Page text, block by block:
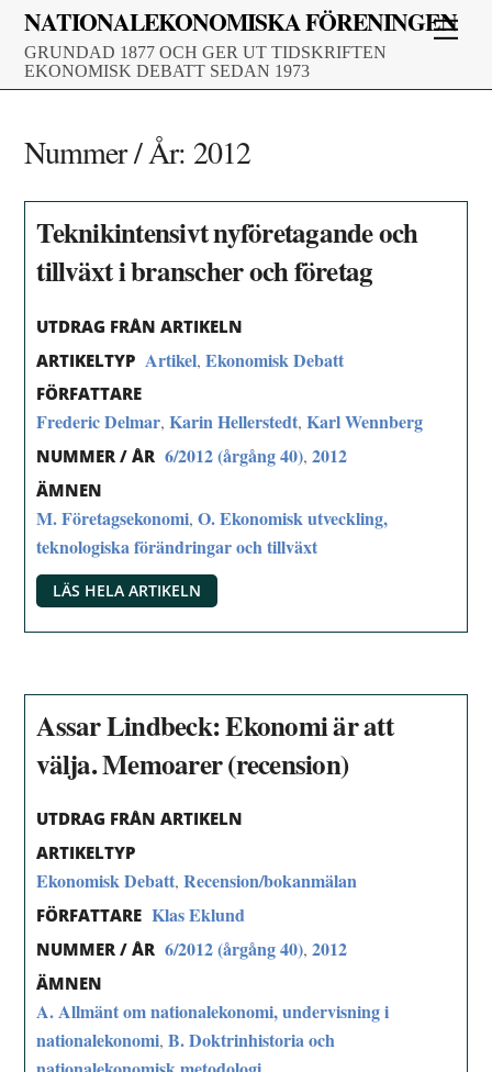
Skip
content
NATIONALEKONOMISKA FÖRENINGEN
GRUNDAD 1877 OCH GER UT TIDSKRIFTEN
EKONOMISK DEBATT SEDAN 1973
Nummer / År: 2012
Teknikintensivt nyföretagande och
tillväxt i branscher och företag
UTDRAG FRÅN ARTIKELN
ARTIKELTYP Artikel,Ekonomisk Debatt
FÖRFATTARE
Frederic Delmar,Karin Hellerstedt,Karl Wennberg
NUMMER / ÅR 6/2012 (årgång 40),2012
ÄMNEN
M. Företagsekonomi,O. Ekonomisk utveckling,
teknologiska förändringar och tillväxt
LÄS HELA ARTIKELN
Assar Lindbeck: Ekonomi är att
välja. Memoarer (recension)
UTDRAG FRÅN ARTIKELN
ARTIKELTYP
Ekonomisk Debatt,Recension/bokanmälan
FÖRFATTARE Klas Eklund
NUMMER / ÅR 6/2012 (årgång 40),2012
ÄMNEN
A. Allmänt om nationalekonomi, undervisning i
nationalekonomi,B. Doktrinhistoria och